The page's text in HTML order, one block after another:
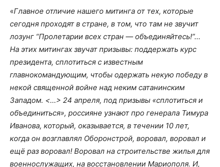
«Главное отличие нашего митинга от тех, которые
сегодня проходят в стране, в том, что там не звучит
лозунг “Пролетарии всех стран — объединяйтесь!”…
На этих митингах звучат призывы: поддержать курс
президента, сплотиться с известным
главнокомандующим, чтобы одержать некую победу в
некой священной войне над неким сатанинским
Западом. <…> 24 апреля, под призывы «сплотиться и
объединиться», россияне узнают про генерала Тимура
Иванова, который, оказывается, в течении 10 лет,
когда он возглавлял Оборонстрой, воровал, воровал и
ещё раз воровал! Воровал на строительстве жилья для
военнослужащих, на восстановлении Мариополя. И,